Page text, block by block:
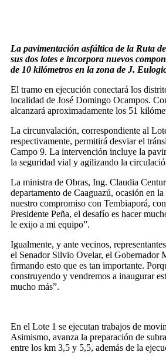
La pavimentación asfáltica de la Ruta
sus dos lotes e incorpora nuevos
de 10 kilómetros en la zona de J.
El tramo en ejecución conectará los
localidad de José Domingo Ocampos.
alcanzará aproximadamente los 51
La circunvalación, correspondiente al
respectivamente, permitirá desviar el
Campo 9. La intervención incluye la
la seguridad vial y agilizando la
La ministra de Obras, Ing. Claudia
departamento de Caaguazú, ocasión en
nuestro compromiso con Tembiaporá,
Presidente Peña, el desafío es hacer
le exijo a mi equipo”.
Igualmente, y ante vecinos,
el Senador Silvio Ovelar, el Gobernador
firmando esto que es tan importante.
construyendo y vendremos a inaugurar
mucho más”.
En el Lote 1 se ejecutan trabajos de
Asimismo, avanza la preparación de
entre los km 3,5 y 5,5, además de la